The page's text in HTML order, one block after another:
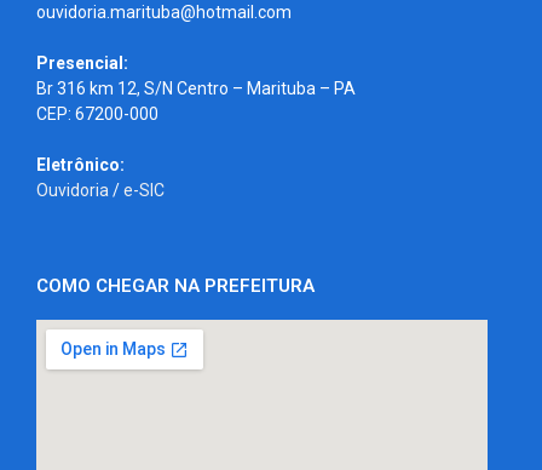
ouvidoria.marituba@hotmail.com
Presencial:
Br 316 km 12, S/N Centro – Marituba – PA
CEP: 67200-000
Eletrônico:
Ouvidoria /e-SIC
COMO CHEGAR NA PREFEITURA